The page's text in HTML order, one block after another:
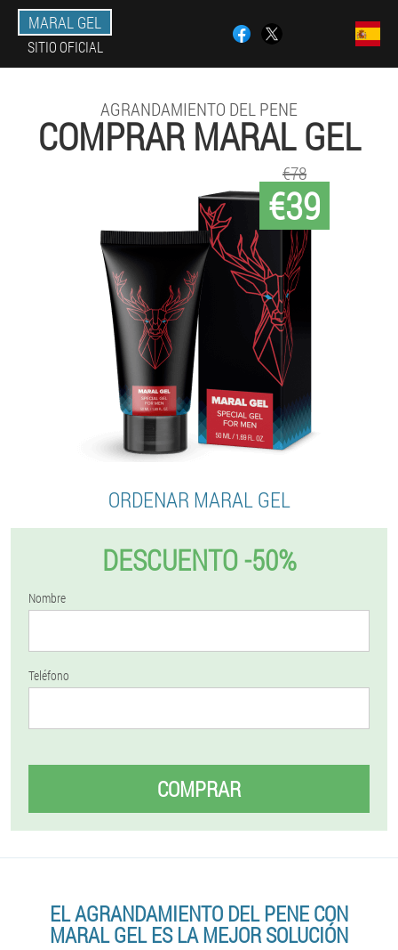
MARAL GEL
SITIO OFICIAL
AGRANDAMIENTO DEL PENE
COMPRAR MARAL GEL
€39
€78
ORDENAR MARAL GEL
DESCUENTO -50%
Nombre
Teléfono
COMPRAR
EL AGRANDAMIENTO DEL PENE CON
MARAL GEL ES LA MEJOR SOLUCIÓN